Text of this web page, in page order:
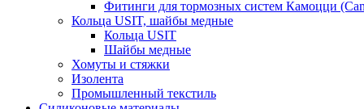
Фитинги для тормозных систем Камоцци
Кольца USIT, шайбы медные
Кольца USIT
Шайбы медные
Хомуты и стяжки
Изолента
Промышленный текстиль